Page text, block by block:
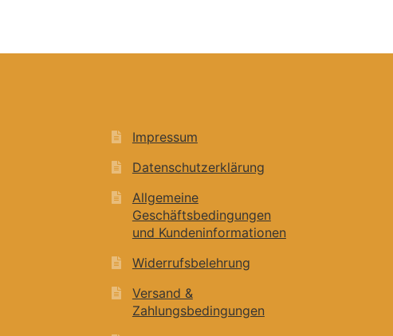
Impressum
Datenschutzerklärung
Allgemeine
Geschäftsbedingungen
und Kundeninformationen
Widerrufsbelehrung
Versand &
Zahlungsbedingungen